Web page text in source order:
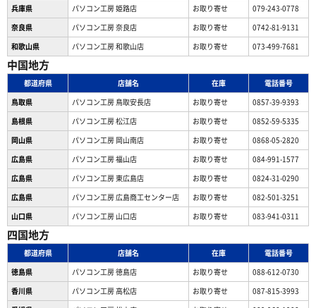
兵庫県
パソコン工房 姫路店 お取り寄せ
079-243-0778
奈良県
パソコン工房 奈良店 お取り寄せ
0742-81-9131
和歌山県
パソコン工房 和歌山店 お取り寄せ 073-499-7681
中国地方
都道府県 店舗名 在庫
電話番号
鳥取県
パソコン工房 鳥取安長店 お取り寄せ
0857-39-9393
島根県
パソコン工房 松江店 お取り寄せ
0852-59-5335
岡山県
パソコン工房 岡山南店 お取り寄せ
0868-05-2820
広島県
パソコン工房 福山店 お取り寄せ
084-991-1577
広島県
パソコン工房 東広島店 お取り寄せ
0824-31-0290
広島県
パソコン工房 広島商工センター店 お取り寄せ
082-501-3251
山口県
パソコン工房 山口店 お取り寄せ 083-941-0311
四国地方
都道府県 店舗名 在庫
電話番号
徳島県
パソコン工房 徳島店 お取り寄せ
088-612-0730
香川県
パソコン工房 高松店 お取り寄せ
087-815-3993